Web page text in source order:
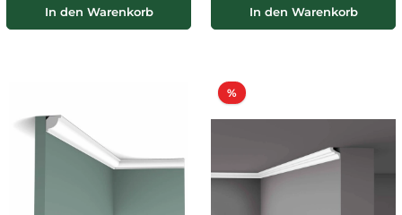
In den Warenkorb In den Warenkorb
%Rabatt